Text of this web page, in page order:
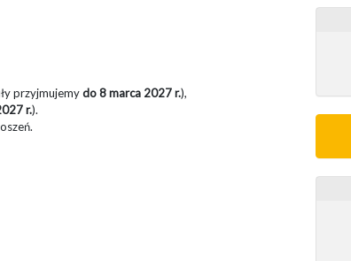
przyjmujemydo 8 marca 2027 r.),
r.).